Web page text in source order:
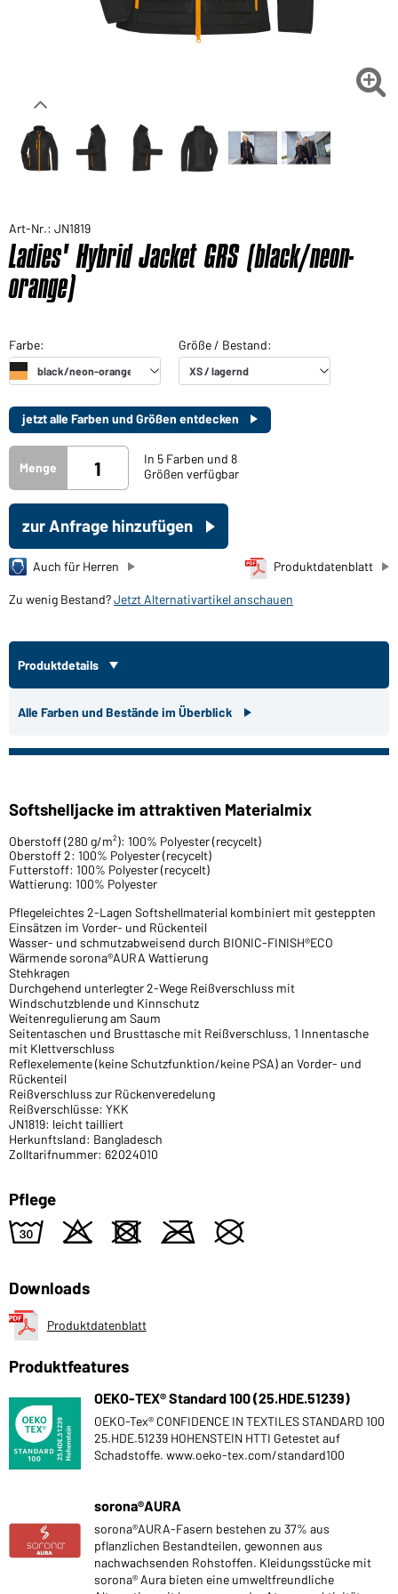

Art-Nr.: JN1819
Ladies' Hybrid Jacket GRS (black/neon-
orange)
jetzt alle Farben und Größen entdecken
Menge
In 5 Farben und 8
Größen verfügbar
zur Anfrage hinzufügen
Produktdatenblatt
Auch für Herren
Zu wenig Bestand?Jetzt Alternativartikel anschauen
Produktdetails
Alle Farben und Bestände im Überblick
Softshelljacke im attraktiven Materialmix
Oberstoff (280 g/m²): 100% Polyester (recycelt)
Oberstoff 2: 100% Polyester (recycelt)
Futterstoff: 100% Polyester (recycelt)
Wattierung: 100% Polyester
Pflegeleichtes 2-Lagen Softshellmaterial kombiniert mit gesteppten
Einsätzen im Vorder- und Rückenteil
Wasser- und schmutzabweisend durch BIONIC-FINISH®ECO
Wärmende sorona®AURA Wattierung
Stehkragen
Durchgehend unterlegter 2-Wege Reißverschluss mit
Windschutzblende und Kinnschutz
Weitenregulierung am Saum
Seitentaschen und Brusttasche mit Reißverschluss, 1 Innentasche
mit Klettverschluss
Reflexelemente (keine Schutzfunktion/keine PSA) an Vorder- und
Rückenteil
Reißverschluss zur Rückenveredelung
Reißverschlüsse: YKK
JN1819: leicht tailliert
Herkunftsland: Bangladesch
Zolltarifnummer: 62024010
Pflege
w o d m U
Downloads
Produktdatenblatt
Produktfeatures
OEKO-TEX® Standard 100 (25.HDE.51239)
OEKO-Tex® CONFIDENCE IN TEXTILES STANDARD 100
25.HDE.51239 HOHENSTEIN HTTI Getestet auf
Schadstoffe. www.oeko-tex.com/standard100
sorona®AURA
sorona®AURA-Fasern bestehen zu 37% aus
pflanzlichen Bestandteilen, gewonnen aus
nachwachsenden Rohstoffen. Kleidungsstücke mit
sorona® Aura bieten eine umweltfreundliche